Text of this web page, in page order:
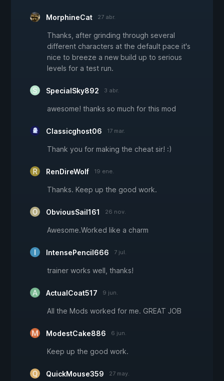
MorphineCat 27 abr.
Thanks, after grinding through several
different characters at the default pace it's
nice to breeze a new build up to serious
levels for a test run.
SpecialSky892 3 abr.
awesome! thanks so much for this mod
Classicghost06 17 mar.
Thank you for making the cheat sir! :)
RenDireWolf 19 ene.
Thanks. Keep up the good work.
ObviousSail161 26 nov.
Awesome.Worked like a charm
IntensePencil666 7 jul.
trainer works well, thanks!
ActualCoat517 9 jun.
All the Mods worked for me. GREAT JOB
ModestCake886 6 jun.
Keep up the good work.
QuickMouse359 27 may.